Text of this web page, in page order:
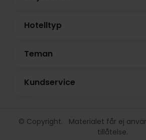
Hotelltyp
Teman
Kundservice
© Copyright. Materialet får ej
tillåtelse.